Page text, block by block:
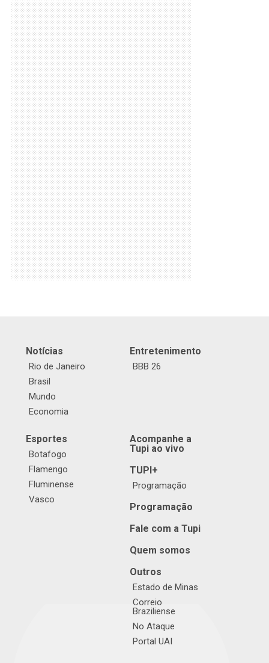
Notícias
Rio de Janeiro
Brasil
Mundo
Economia
Entretenimento
BBB 26
Esportes
Botafogo
Flamengo
Fluminense
Vasco
Acompanhe a
Tupi ao vivo
TUPI+
Programação
Programação
Fale com a Tupi
Quem somos
Outros
Estado de Minas
Correio
Braziliense
No Ataque
Portal UAI